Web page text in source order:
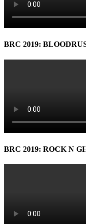
BRC 2019:
BRC 2019: ROCK N